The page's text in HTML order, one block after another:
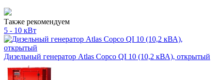
Также рекомендуем
5 - 10 кВт
Дизельный генератор Atlas Copco QI 10 (10,2 кВА), открытый